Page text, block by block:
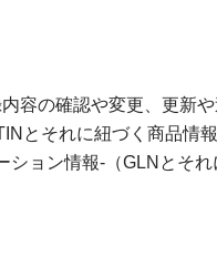
容の確認や変更、更新
とそれに紐づく商品情
ション情報-（GLNとそ